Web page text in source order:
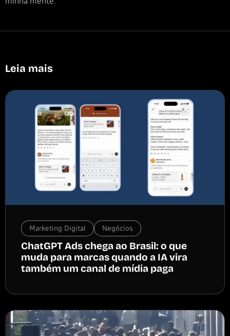
Leia mais
Marketing Digital Negócios
ChatGPT Ads chega ao Brasil: o que
muda para marcas quando a IA vira
também um canal de mídia paga